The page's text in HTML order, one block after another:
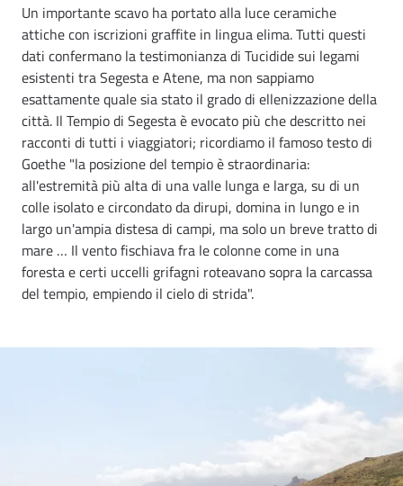
Un importante scavo ha portato alla luce ceramiche
attiche con iscrizioni graffite in lingua elima. Tutti questi
dati confermano la testimonianza di Tucidide sui legami
esistenti tra Segesta e Atene, ma non sappiamo
esattamente quale sia stato il grado di ellenizzazione della
città. Il Tempio di Segesta è evocato più che descritto nei
racconti di tutti i viaggiatori; ricordiamo il famoso testo di
Goethe "la posizione del tempio è straordinaria:
all'estremità più alta di una valle lunga e larga, su di un
colle isolato e circondato da dirupi, domina in lungo e in
largo un'ampia distesa di campi, ma solo un breve tratto di
mare … Il vento fischiava fra le colonne come in una
foresta e certi uccelli grifagni roteavano sopra la carcassa
del tempio, empiendo il cielo di strida".